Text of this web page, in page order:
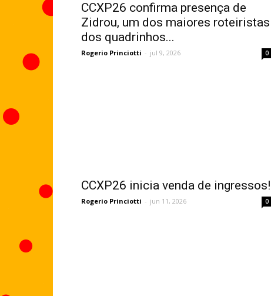
CCXP26 confirma presença de
Zidrou, um dos maiores roteiristas
dos quadrinhos...
Rogerio Princiotti - jul 9, 2026 0
CCXP26 inicia venda de ingressos!
Rogerio Princiotti - jun 11, 2026 0